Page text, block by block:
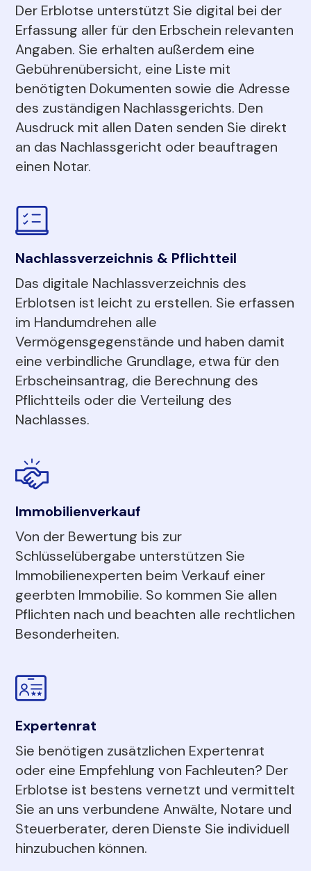
Der Erblotse unterstützt Sie digital bei der
Erfassung aller für den Erbschein relevanten
Angaben. Sie erhalten außerdem eine
Gebührenübersicht, eine Liste mit
benötigten Dokumenten sowie die Adresse
des zuständigen Nachlassgerichts. Den
Ausdruck mit allen Daten senden Sie direkt
an das Nachlassgericht oder beauftragen
einen Notar.
Nachlassverzeichnis & Pflichtteil
Das digitale Nachlassverzeichnis des
Erblotsen ist leicht zu erstellen. Sie erfassen
im Handumdrehen alle
Vermögensgegenstände und haben damit
eine verbindliche Grundlage, etwa für den
Erbscheinsantrag, die Berechnung des
Pflichtteils oder die Verteilung des
Nachlasses.
Immobilienverkauf
Von der Bewertung bis zur
Schlüsselübergabe unterstützen Sie
Immobilienexperten beim Verkauf einer
geerbten Immobilie. So kommen Sie allen
Pflichten nach und beachten alle rechtlichen
Besonderheiten.
Expertenrat
Sie benötigen zusätzlichen Expertenrat
oder eine Empfehlung von Fachleuten? Der
Erblotse ist bestens vernetzt und vermittelt
Sie an uns verbundene Anwälte, Notare und
Steuerberater, deren Dienste Sie individuell
hinzubuchen können.